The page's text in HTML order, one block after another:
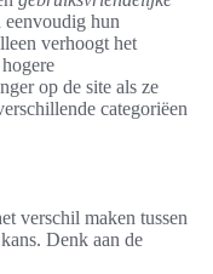
eenvoudig hun
verhoogt het
op de site als ze
categoriëen
verschil maken tussen
Denk aan de